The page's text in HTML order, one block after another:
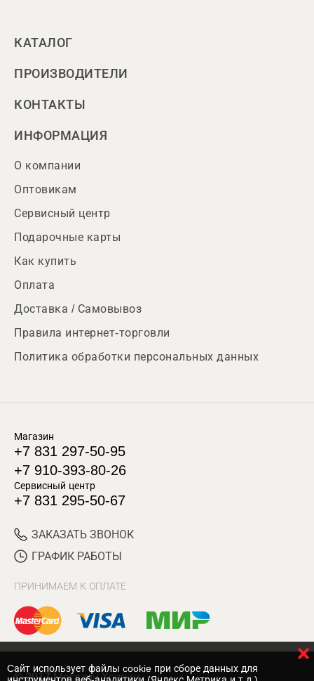
КАТАЛОГ
ПРОИЗВОДИТЕЛИ
КОНТАКТЫ
ИНФОРМАЦИЯ
О компании
Оптовикам
Сервисный центр
Подарочные карты
Как купить
Оплата
Доставка / Самовывоз
Правила интернет-торговли
Политика обработки персональных данных
Магазин
+7 831 297-50-95
+7 910-393-80-26
Сервисный центр
+7 831 295-50-67
ЗАКАЗАТЬ ЗВОНОК
ГРАФИК РАБОТЫ
ПРИНИМАЕМ К ОПЛАТЕ
© 2017 Магазин Хозяин
Cайт использует файлы cookie при сборе данных для